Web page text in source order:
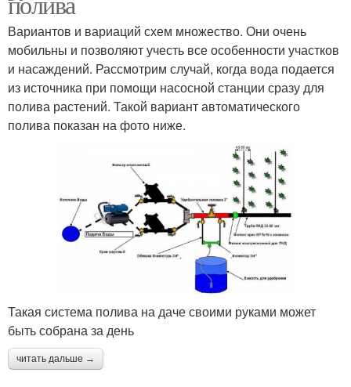
Вариантов и вариаций схем множество. Они очень
мобильны и позволяют учесть все особенности участков
и насаждений. Рассмотрим случай, когда вода подается
из источника при помощи насосной станции сразу для
полива растений. Такой вариант автоматического
полива показан на фото ниже.
Такая система полива на даче своими руками может
быть собрана за день
читать дальше →